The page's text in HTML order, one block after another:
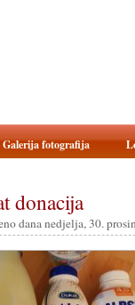
donacija
dana nedjelja, 30.
Galerija fotografija